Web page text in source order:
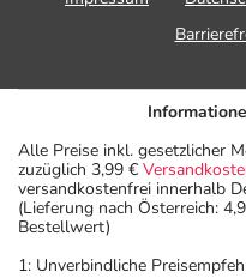
Alle Preise inkl. gesetzlicher
zuzüglich 3,99 €
versandkostenfrei innerhalb
(Lieferung nach Österreich:
Bestellwert)
1: Unverbindliche